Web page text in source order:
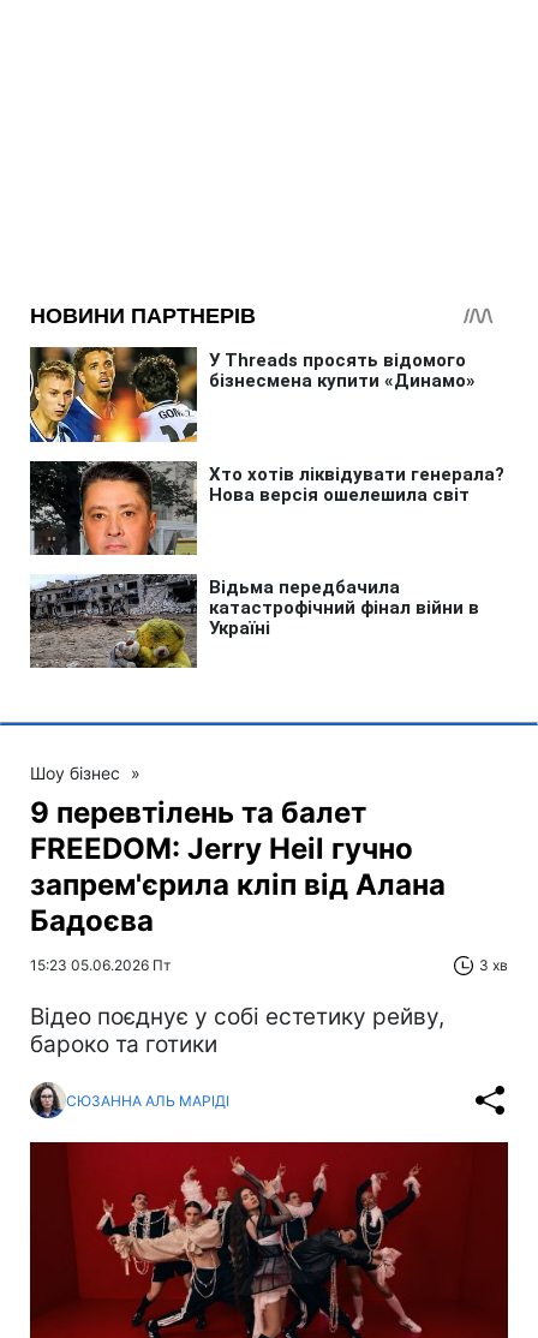
Шоу бізнес »
9 перевтілень та балет
FREEDOM: Jerry Heil гучно
запрем'єрила кліп від Алана
Бадоєва
15:23 05.06.2026 Пт 3 хв
Відео поєднує у собі естетику рейву,
бароко та готики
СЮЗАННА АЛЬ МАРІДІ